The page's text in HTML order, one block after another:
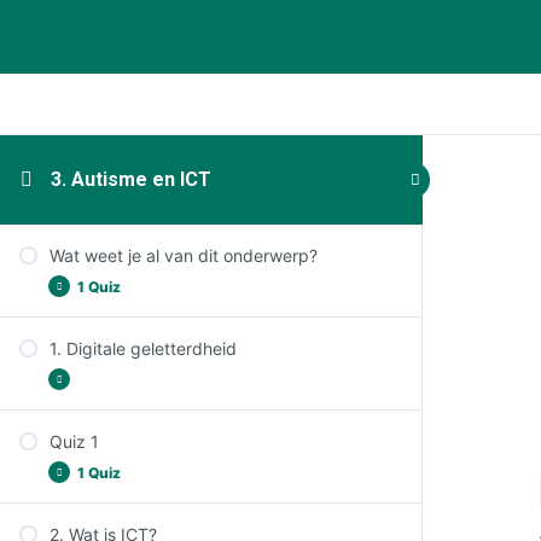
3. Autisme en ICT
Wat weet je al van dit onderwerp?
1 Quiz
Wat weet je al van dit onderwerp?
1. Digitale geletterdheid
Quiz 1
1 Quiz
2. Wat is ICT?